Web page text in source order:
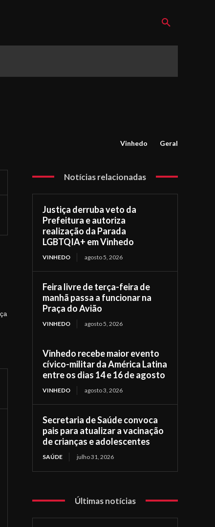
Vinhedo Geral
Notícias relacionadas
Justiça derruba veto da
Prefeitura e autoriza
realização da Parada
LGBTQIA+ em Vinhedo
VINHEDO agosto 5, 2026
Feira livre de terça-feira de
manhã passa a funcionar na
Praça do Avião
VINHEDO agosto 5, 2026
Vinhedo recebe maior evento
cívico-militar da América Latina
entre os dias 14 e 16 de agosto
VINHEDO agosto 3, 2026
Secretaria de Saúde convoca
pais para atualizar a vacinação
de crianças e adolescentes
SAÚDE julho 31, 2026
Últimas notícias